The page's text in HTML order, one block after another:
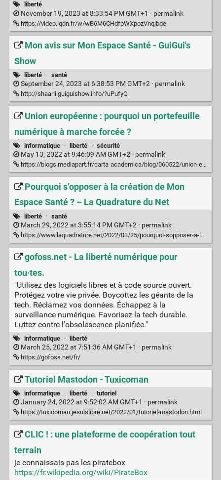
liberté
November 19, 2023 at 8:33:54 PM GMT+1 · permalink
https://video.lqdn.fr/w/wB6M6CHdfpWXpozVnqjbde
Mon avis sur Mon Espace Santé - GuiGui's
Show
liberté · santé
September 24, 2023 at 6:38:53 PM GMT+2 · permalink
http://shaarli.guiguishow.info/?uPufyQ
Union européenne : pourquoi un portefeuille
numérique à marche forcée ?
informatique · liberté · sécurité
May 13, 2022 at 9:46:09 AM GMT+2 · permalink
https://blogs.mediapart.fr/carta-academica/blog/060522/union-europeenne-pourquoi-un-portefeuille-numerique-marche-forcee
Pourquoi s’opposer à la création de Mon
Espace Santé ? – La Quadrature du Net
liberté · santé
March 29, 2022 at 3:55:14 PM GMT+2 · permalink
https://www.laquadrature.net/2022/03/25/pourquoi-sopposer-a-la-creation-de-mon-espace-sante/
gofoss.net - La liberté numérique pour
tou·tes.
"Utilisez des logiciels libres et à code source ouvert.
Protégez votre vie privée. Boycottez les géants de la
tech. Réclamez vos données. Échappez à la
surveillance numérique. Favorisez la tech durable.
Luttez contre l'obsolescence planifiée."
informatique · liberté
March 25, 2022 at 7:51:36 AM GMT+1 · permalink
https://gofoss.net/fr/
Tutoriel Mastodon - Tuxicoman
informatique · liberté · tutoriel
January 24, 2022 at 9:52:02 AM GMT+1 · permalink
https://tuxicoman.jesuislibre.net/2022/01/tutoriel-mastodon.html
CLIC ! : une plateforme de coopération tout
terrain
je connaissais pas les piratebox
https://fr.wikipedia.org/wiki/PirateBox